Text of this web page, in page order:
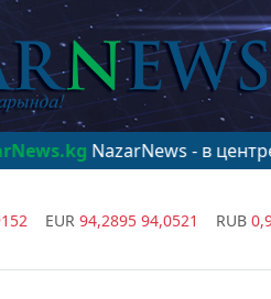
- в центре
EUR 94,2895 94,0521 RUB